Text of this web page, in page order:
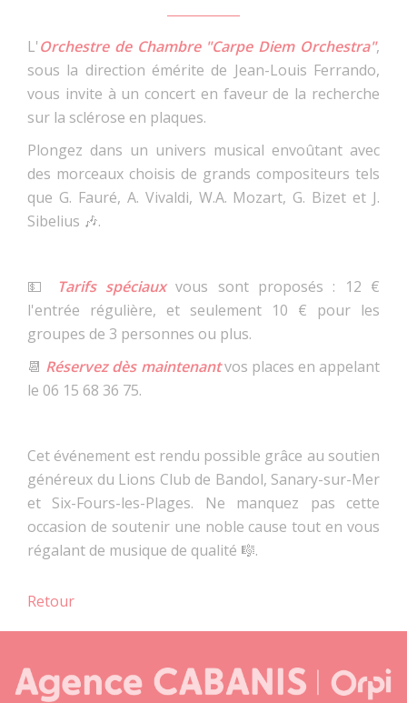
L'Orchestre de Chambre "Carpe Diem Orchestra",
sous la direction émérite de Jean-Louis Ferrando,
vous invite à un concert en faveur de la recherche
sur la sclérose en plaques.
Plongez dans un univers musical envoûtant avec
des morceaux choisis de grands compositeurs tels
que G. Fauré, A. Vivaldi, W.A. Mozart, G. Bizet et J.
Sibelius 🎶.
💵 Tarifs spéciauxvous sont proposés : 12 €
l'entrée régulière, et seulement 10 € pour les
groupes de 3 personnes ou plus.
📆 Réservez dès maintenantvos places en appelant
le 06 15 68 36 75.
Cet événement est rendu possible grâce au soutien
généreux du Lions Club de Bandol, Sanary-sur-Mer
et Six-Fours-les-Plages. Ne manquez pas cette
occasion de soutenir une noble cause tout en vous
régalant de musique de qualité 🎼.
Retour